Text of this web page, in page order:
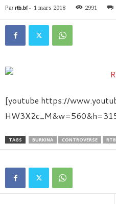
Par rtb.bf- 1 mars 2018 2991
[youtube https://
TAGS BURKINA CONTROVERSE RTB